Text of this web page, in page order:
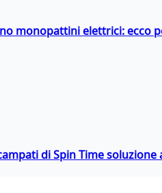
monopattini elettrici: ecco
di Spin Time